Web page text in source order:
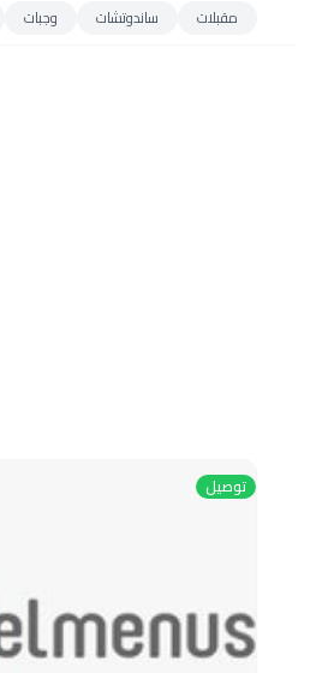
مقبلات ساندوتشات وجبات
توصيل